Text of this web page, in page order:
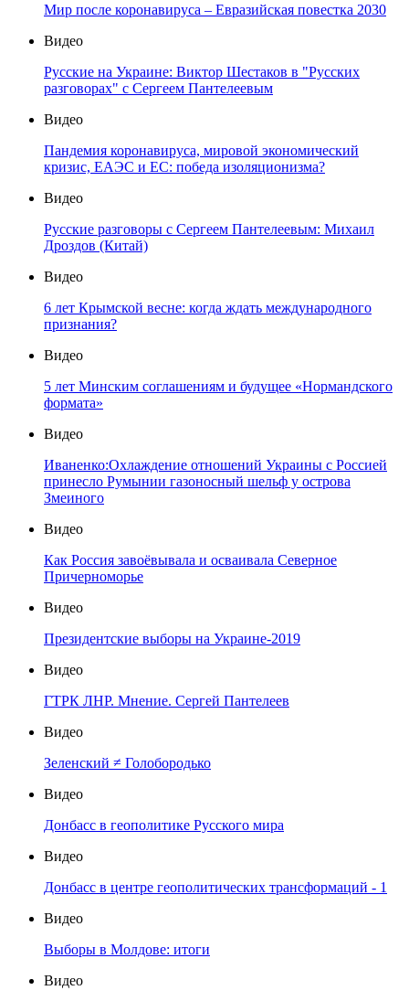
Мир после коронавируса – Евразийская повестка 2030
Видео
Русские на Украине: Виктор Шестаков в "Русских
разговорах" с Сергеем Пантелеевым
Видео
Пандемия коронавируса, мировой экономический
кризис, ЕАЭС и ЕС: победа изоляционизма?
Видео
Русские разговоры с Сергеем Пантелеевым: Михаил
Дроздов (Китай)
Видео
6 лет Крымской весне: когда ждать международного
признания?
Видео
5 лет Минским соглашениям и будущее «Нормандского
формата»
Видео
Иваненко:Охлаждение отношений Украины с Россией
принесло Румынии газоносный шельф у острова
Змеиного
Видео
Как Россия завоёвывала и осваивала Северное
Причерноморье
Видео
Президентские выборы на Украине-2019
Видео
ГТРК ЛНР. Мнение. Сергей Пантелеев
Видео
Зеленский ≠ Голобородько
Видео
Донбасс в геополитике Русского мира
Видео
Донбасс в центре геополитических трансформаций - 1
Видео
Выборы в Молдове: итоги
Видео